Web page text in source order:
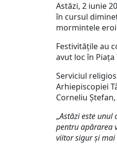
Astăzi, 2 iunie
în cursul
mormintele
Festivitățile au
avut loc în
Serviciul
Arhiepiscopiei
Corneliu
„Astăzi este
pentru apărarea
viitor sigur și mai